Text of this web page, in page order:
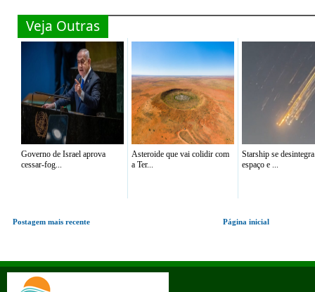
Veja Outras
Governo de Israel aprova
cessar-fog...
Asteroide que vai colidir com
a Ter...
Starship se
espaço e ...
Postagem mais recente Página inicial